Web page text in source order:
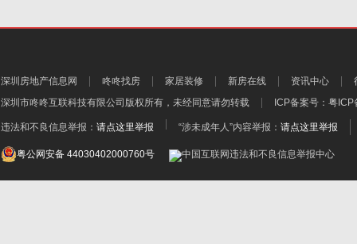
深圳房地产信息网 咚咚找房 家居装修 新房在线 资讯中心
深圳市咚咚互联科技有限公司 版权所有，未经同意请勿转载 ICP备案号： 粤ICP
违法和不良信息举报： 请点这里举报 “涉未成年人”内容举报： 请点这里举报
粤公网安备 44030402000760号